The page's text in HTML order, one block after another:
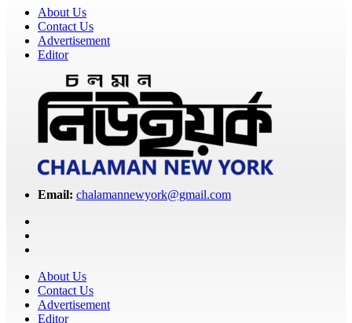
About Us
Contact Us
Advertisement
Editor
Email: chalamannewyork@gmail.com
About Us
Contact Us
Advertisement
Editor